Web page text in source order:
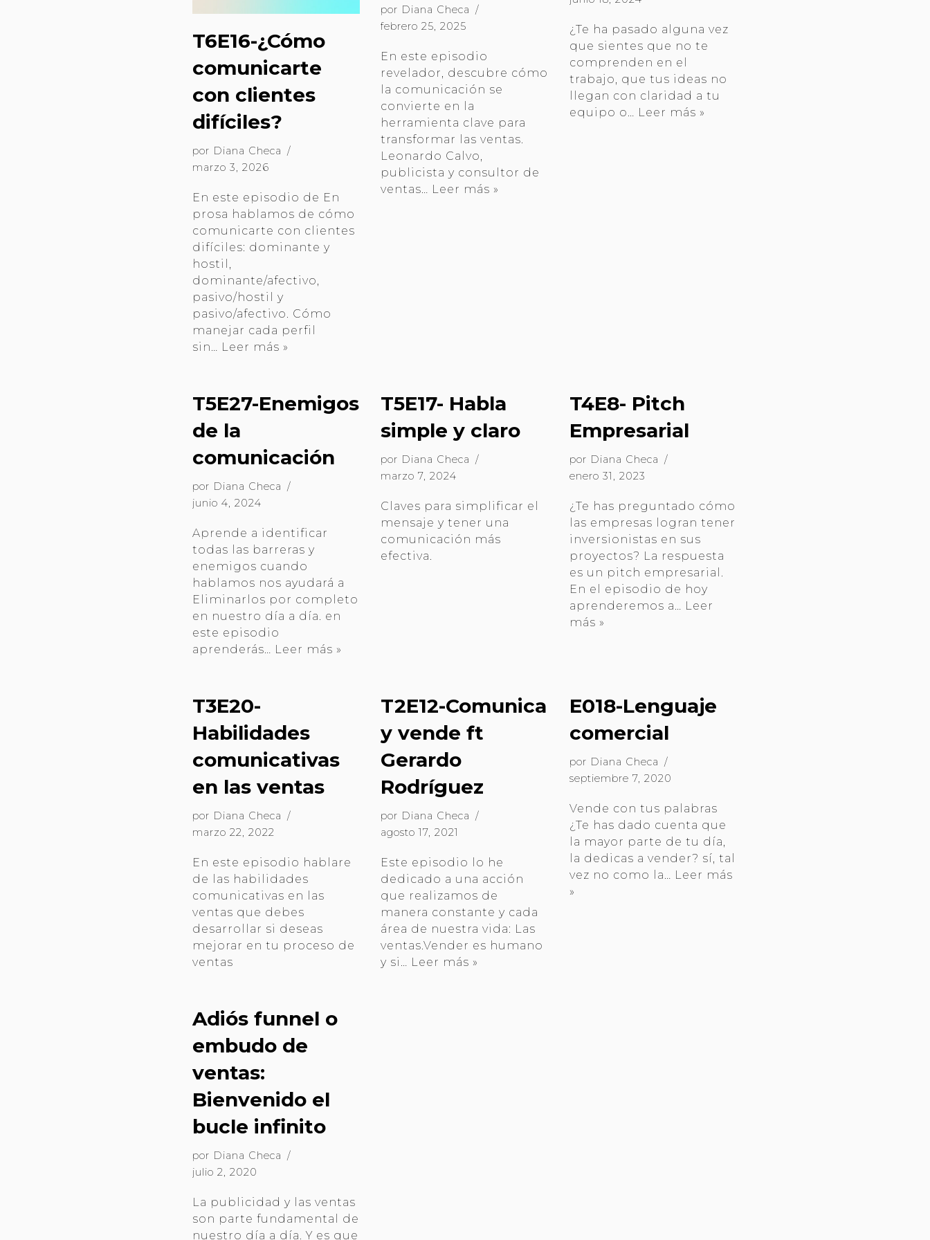
T6E16-¿Cómo
comunicarte
con clientes
difíciles?
por Diana Checa
marzo 3, 2026
En este episodio de En
prosa hablamos de cómo
comunicarte con clientes
difíciles: dominante y
hostil,
dominante/afectivo,
pasivo/hostil y
pasivo/afectivo. Cómo
manejar cada perfil
sin… Leer más »
por Diana Checa
febrero 25, 2025
En este episodio
revelador, descubre cómo
la comunicación se
convierte en la
herramienta clave para
transformar las ventas.
Leonardo Calvo,
publicista y consultor de
ventas… Leer más »
¿Te ha pasado alguna vez
que sientes que no te
comprenden en el
trabajo, que tus ideas no
llegan con claridad a tu
equipo o… Leer más »
T5E27-Enemigos
de la
comunicación
por Diana Checa
junio 4, 2024
Aprende a identificar
todas las barreras y
enemigos cuando
hablamos nos ayudará a
Eliminarlos por completo
en nuestro día a día. en
este episodio
aprenderás… Leer más »
T5E17- Habla
simple y claro
por Diana Checa
marzo 7, 2024
Claves para simplificar el
mensaje y tener una
comunicación más
efectiva.
T4E8- Pitch
Empresarial
por Diana Checa
enero 31, 2023
¿Te has preguntado cómo
las empresas logran tener
inversionistas en sus
proyectos? La respuesta
es un pitch empresarial.
En el episodio de hoy
aprenderemos a… Leer
más »
T3E20-
Habilidades
comunicativas
en las ventas
por Diana Checa
marzo 22, 2022
En este episodio hablare
de las habilidades
comunicativas en las
ventas que debes
desarrollar si deseas
mejorar en tu proceso de
ventas
T2E12-Comunica
y vende ft
Gerardo
Rodríguez
por Diana Checa
agosto 17, 2021
Este episodio lo he
dedicado a una acción
que realizamos de
manera constante y cada
área de nuestra vida: Las
ventas.Vender es humano
y si… Leer más »
E018-Lenguaje
comercial
por Diana Checa
septiembre 7, 2020
Vende con tus palabras
¿Te has dado cuenta que
la mayor parte de tu día,
la dedicas a vender? sí, tal
vez no como la… Leer más
»
Adiós funnel o
embudo de
ventas:
Bienvenido el
bucle infinito
por Diana Checa
julio 2, 2020
La publicidad y las ventas
son parte fundamental de
nuestro día a día. Y es que